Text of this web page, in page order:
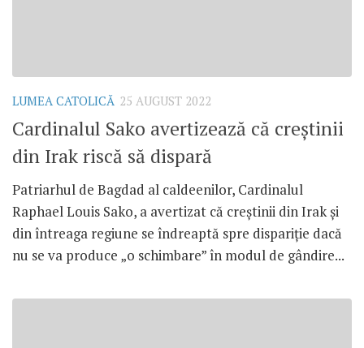
LUMEA CATOLICĂ 25 AUGUST 2022
Cardinalul Sako avertizează că creștinii
din Irak riscă să dispară
Patriarhul de Bagdad al caldeenilor, Cardinalul
Raphael Louis Sako, a avertizat că creștinii din Irak și
din întreaga regiune se îndreaptă spre dispariție dacă
nu se va produce „o schimbare” în modul de gândire...